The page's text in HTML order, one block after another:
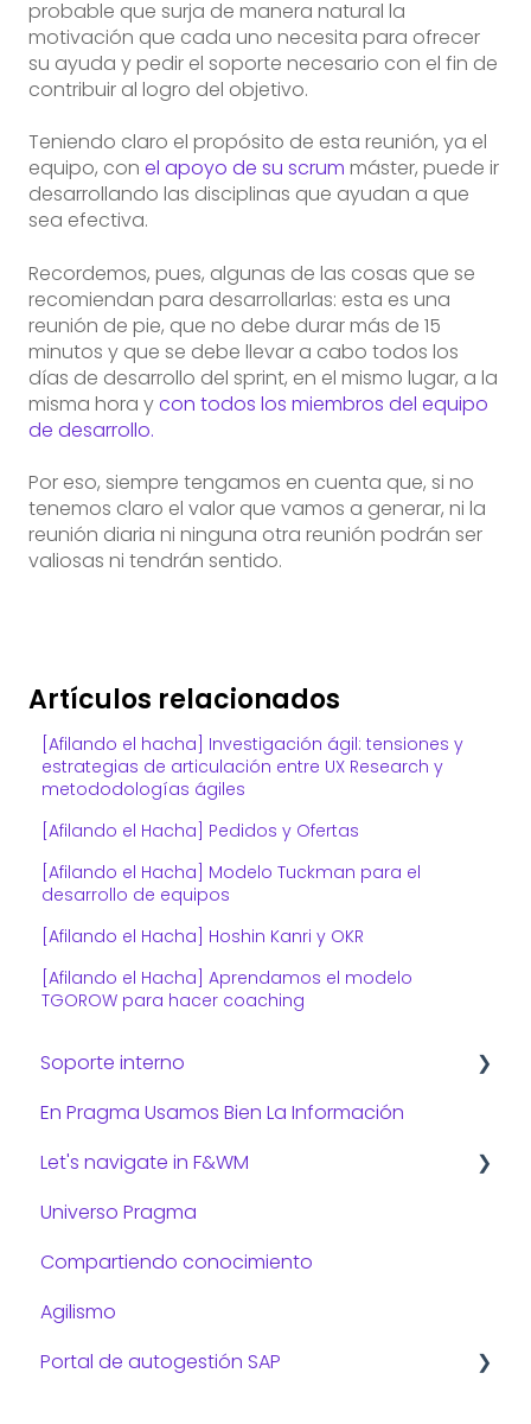
probable que surja de manera natural la
motivación que cada uno necesita para ofrecer
su ayuda y pedir el soporte necesario con el fin de
contribuir al logro del objetivo.
Teniendo claro el propósito de esta reunión, ya el
equipo, con el apoyo de su scrum máster, puede ir
desarrollando las disciplinas que ayudan a que
sea efectiva.
Recordemos, pues, algunas de las cosas que se
recomiendan para desarrollarlas: esta es una
reunión de pie, que no debe durar más de 15
minutos y que se debe llevar a cabo todos los
días de desarrollo del sprint, en el mismo lugar, a la
misma hora ycon todos los miembros del equipo
de desarrollo.
Por eso, siempre tengamos en cuenta que, si no
tenemos claro el valor que vamos a generar, ni la
reunión diaria ni ninguna otra reunión podrán ser
valiosas ni tendrán sentido.
Artículos relacionados
[Afilando el hacha] Investigación ágil: tensiones y
estrategias de articulación entre UX Research y
metododologías ágiles
[Afilando el Hacha] Pedidos y Ofertas
[Afilando el Hacha] Modelo Tuckman para el
desarrollo de equipos
[Afilando el Hacha] Hoshin Kanri y OKR
[Afilando el Hacha] Aprendamos el modelo
TGOROW para hacer coaching
Soporte interno
Consejos de TI
En Pragma Usamos Bien La Información
Let's navigate in F&WM
Preguntas frecuentes:
Gestión administrativa
Gestión de viajes
Universo Pragma
Compartiendo conocimiento
Agilismo
Portal de autogestión SAP